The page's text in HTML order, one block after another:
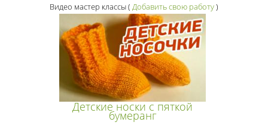
Видео мастер классы( Добавить свою работу)
Детские носки с пяткой
бумеранг